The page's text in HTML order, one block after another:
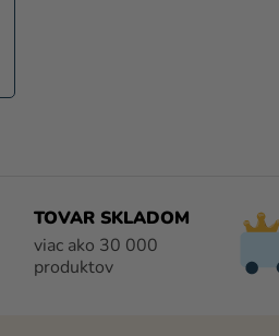
TOVAR SKLADOM
viac ako 30 000
produktov